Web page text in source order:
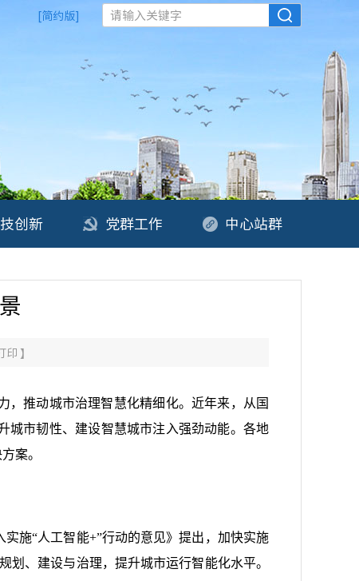
[简约版] 请输入关键字
创新 党群工作 中心站群
印 】
，推动城市治理智慧化精细化。近年来，从国
城市韧性、建设智慧城市注入强劲动能。各地
案。
施“人工智能+”行动的意见》提出，加快实施
、建设与治理，提升城市运行智能化水平。